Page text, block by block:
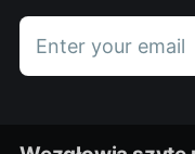
Enter your email